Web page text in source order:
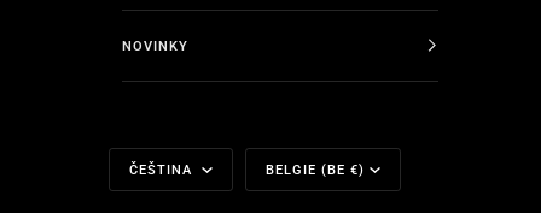
NOVINKY
Jazyk
ČEŠTINA Měna
BELGIE (BE €)